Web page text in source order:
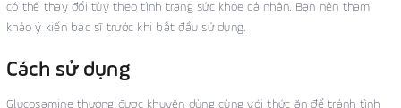
có thể thay đổi tùy theo tình trạng sức khỏe cá nhân. Bạn nên tham
khảo ý kiến bác sĩ trước khi bắt đầu sử dụng.
Cách sử dụng
Glucosamine thường được khuyên dùng cùng với thức ăn để tránh tình